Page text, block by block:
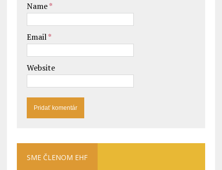
Name*
Email*
Website
SME ČLENOM EHF